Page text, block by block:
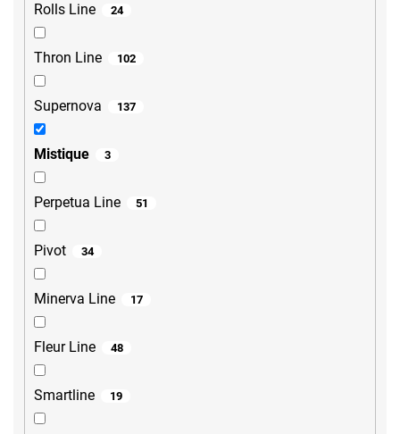
Rolls Line 24
Thron Line 102
Supernova 137
Mistique 3
Perpetua Line 51
Pivot 34
Minerva Line 17
Fleur Line 48
Smartline 19